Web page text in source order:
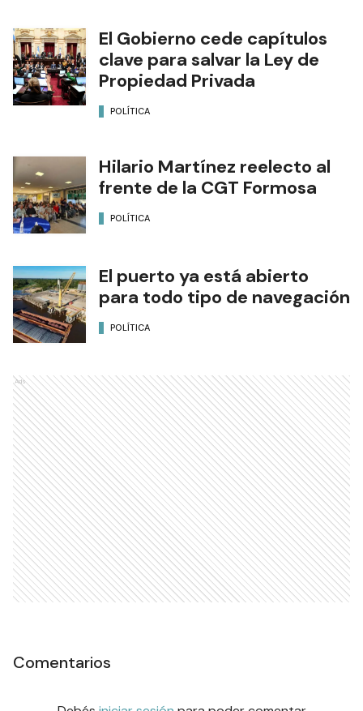
El Gobierno cede capítulos
clave para salvar la Ley de
Propiedad Privada
POLÍTICA
Hilario Martínez reelecto al
frente de la CGT Formosa
POLÍTICA
El puerto ya está abierto
para todo tipo de navegación
POLÍTICA
Ads
Comentarios